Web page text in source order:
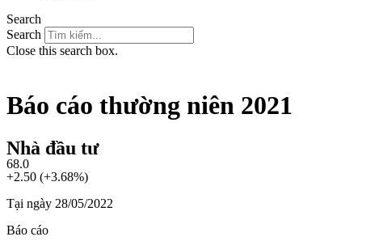
Search
Search
Close this search box.
Báo cáo thường niên 2021
Nhà đầu tư
68.0
+2.50 (+3.68%)
Tại ngày 28/05/2022
Báo cáo